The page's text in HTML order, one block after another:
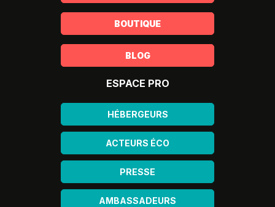
BOUTIQUE
BLOG
ESPACE PRO
HÉBERGEURS
ACTEURS ÉCO
PRESSE
AMBASSADEURS